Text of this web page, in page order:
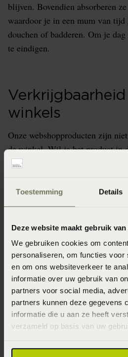
Toestemming Details
Deze website maakt gebruik
We gebruiken cookies om
personaliseren, om functies voor
en om ons websiteverkeer te
informatie over uw gebruik van
partners voor social media,
partners kunnen deze gegevens
informatie die u aan ze heeft
verzameld op basis van uw
blijven. Bovendien absorberen
waardoor je in een mum van tijd
douchen of badderen. Om je
te eindigen.
winkels
Onze webshopproducten zijn
de winkel. Wil je het product in
Informeer dan eerst naar de
Artikelnummer
8715944862462
Afmeting
30x50 (30 x 50 cm)
Seizoen